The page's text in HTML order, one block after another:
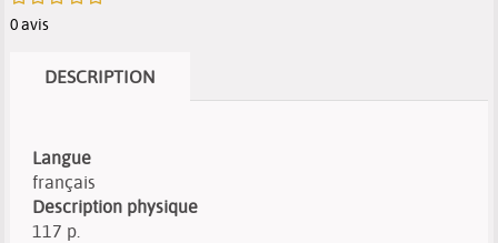
0avis
DESCRIPTION
Langue
français
Description physique
117 p.